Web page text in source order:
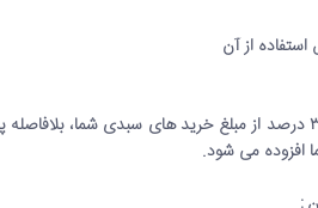
از آن
زمانی که شما خرید سبدی انجام می دهید، ۳ درصد از مبلغ خرید
افزوده می شود.